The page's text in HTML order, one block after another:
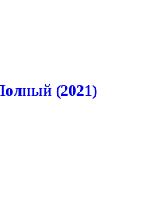
(2021)